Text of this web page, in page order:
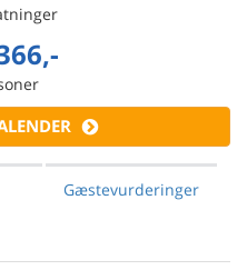
Gæstevurderinger